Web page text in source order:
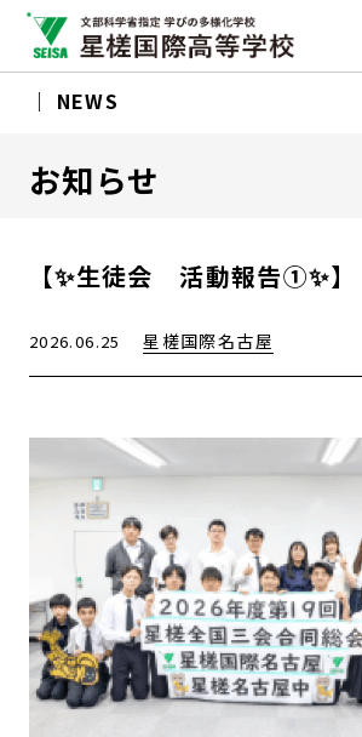
NEWS
お知らせ
【✨生徒会 活動報告①✨】
2026.06.25 星槎国際名古屋